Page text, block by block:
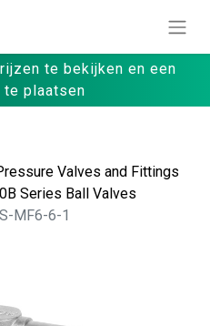
te bekijken en een
plaatsen
Valves and Fittings
Series Ball Valves
MF6-6-1